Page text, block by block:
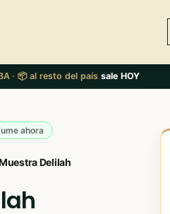
· 📦 al resto del país sale HOY
ahora
Delilah